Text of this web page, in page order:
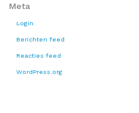
Meta
Login
Berichten feed
Reacties feed
WordPress.org